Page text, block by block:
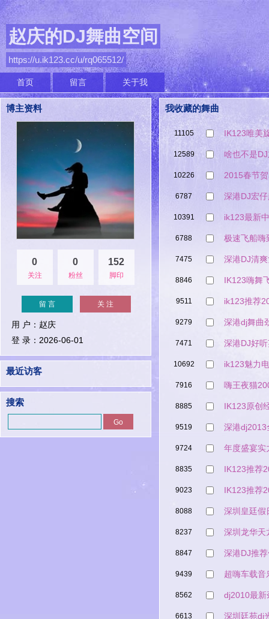
赵庆的DJ舞曲空间
https://u.ik123.cc/u/rq065512/
首页 留言 关于我
博主资料
0
关注
0
粉丝
152
脚印
留 言 关 注
用 户：赵庆
登 录：2026-06-01
最近访客
搜索
我收藏的舞曲
11105 IK123唯美
12589 啥也不是
10226 2015春节
6787 深港DJ宏
10391 ik123最新
6788 极速飞船嗨
7475 深港DJ清
8846 IK123嗨舞
9511 ik123推荐
9279 深港dj舞曲
7471 深港DJ好
10692 ik123魅力
7916 嗨王夜猫
8885 IK123原创
9519 深港dj2013
9724 年度盛宴实
8835 IK123推荐
9023 IK123推荐
8088 深圳皇廷假
8237 深圳龙华天
8847 深港DJ推
9439 超嗨车载音
8562 dj2010最新
6613 深圳廷苑dj